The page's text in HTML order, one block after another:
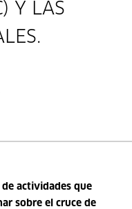
Y LAS
actividades que
sobre el cruce de